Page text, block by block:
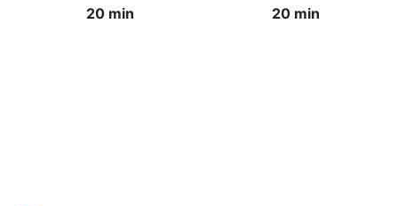
20 min
20 min